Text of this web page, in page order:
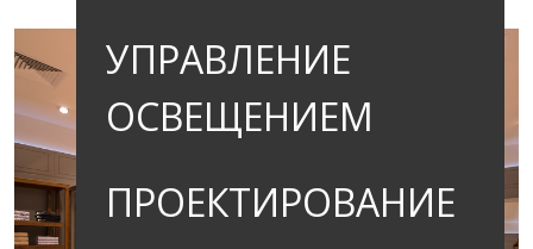
УПРАВЛЕНИЕ
ОСВЕЩЕНИЕМ
ПРОЕКТИРОВАНИЕ